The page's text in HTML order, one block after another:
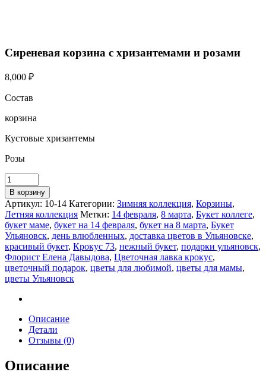
Сиреневая корзина с хризантемами и розами
8,000 ₽
Состав
корзина
Кустовые хризантемы
Розы
В корзину
Артикул: 10-14 Категории: Зимняя коллекция, Корзины,
Летняя коллекция Метки: 14 февраля, 8 марта, Букет коллеге,
букет маме, букет на 14 февраля, букет на 8 марта, Букет
Ульяновск, день влюбленных, доставка цветов в Ульяновске,
красивый букет, Крокус 73, нежный букет, подарки ульяновск,
Флорист Елена Давыдова, Цветочная лавка крокус,
цветочный подарок, цветы для любимой, цветы для мамы,
цветы Ульяновск
Описание
Детали
Отзывы (0)
Описание